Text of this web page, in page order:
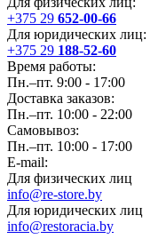
+375 29 652-00-66
Для юридических лиц:
+375 29 188-52-60
Время работы:
Пн.–пт. 9:00 - 17:00
Доставка заказов:
Пн.–пт. 10:00 - 22:00
Самовывоз:
Пн.–пт. 10:00 - 17:00
E-mail:
Для физических лиц
info@re-store.by
Для юридических лиц
info@restoracia.by